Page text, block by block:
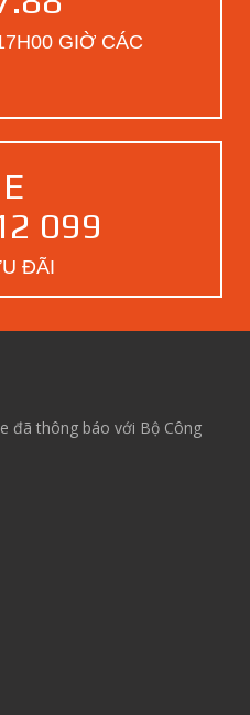
GIỜ CÁC
099
ĐÃI
đã thông báo với Bộ Công